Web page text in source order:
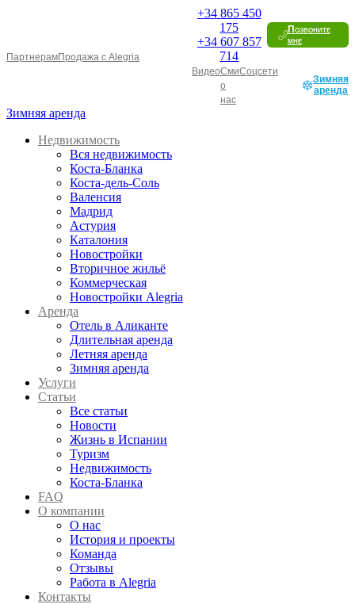
ПартнерамПродажа с Alegria
+34865 450
175
+34607 857
714
Позвоните
мне
ВидеоСми
о
нас
Соцсети
Зимняя
аренда
Зимняя аренда
Недвижимость
Вся недвижимость
Коста-Бланка
Коста-дель-Соль
Валенсия
Мадрид
Астурия
Каталония
Новостройки
Вторичное жильё
Коммерческая
Новостройки Alegria
Аренда
Отель в Аликанте
Длительная аренда
Летняя аренда
Зимняя аренда
Услуги
Статьи
Все статьи
Новости
Жизнь в Испании
Туризм
Недвижимость
Коста-Бланка
FAQ
О компании
О нас
История и проекты
Команда
Отзывы
Работа в Alegria
Контакты